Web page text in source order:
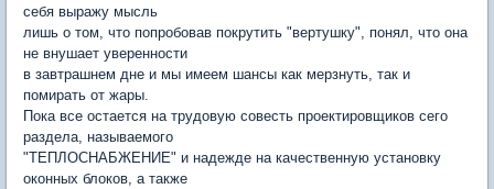
себя выражу мысль
лишь о том, что попробовав покрутить "вертушку", понял, что она
не внушает уверенности
в завтрашнем дне и мы имеем шансы как мерзнуть, так и
помирать от жары.
Пока все остается на трудовую совесть проектировщиков сего
раздела, называемого
"ТЕПЛОСНАБЖЕНИЕ" и надежде на качественную установку
оконных блоков, а также